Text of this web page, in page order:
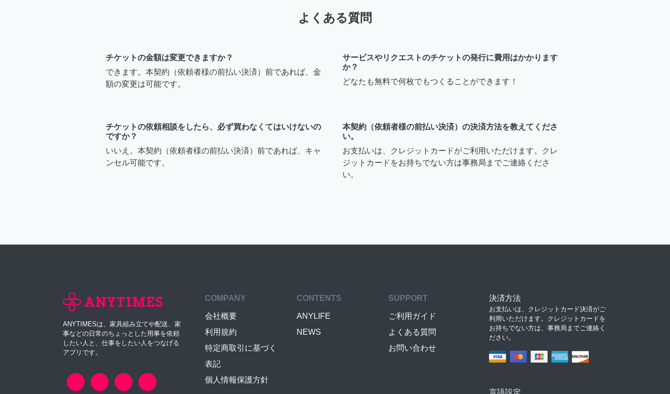
よくある質問
チケットの金額は変更できますか？
できます。本契約（依頼者様の前払い決済）前であれば、金
額の変更は可能です。
サービスやリクエストのチケットの発行に費用はかかります
か？
どなたも無料で何枚でもつくることができます！
チケットの依頼相談をしたら、必ず買わなくてはいけないの
ですか？
いいえ。本契約（依頼者様の前払い決済）前であれば、キャ
ンセル可能です。
本契約（依頼者様の前払い決済）の決済方法を教えてくださ
い。
お支払いは、クレジットカードがご利用いただけます。クレ
ジットカードをお持ちでない方は事務局までご連絡くださ
い。
ANYTIMESは、家具組み立てや配送、家
事などの日常のちょっとした用事を依頼
したい人と、仕事をしたい人をつなげる
アプリです。
COMPANY
会社概要
利用規約
特定商取引に基づく
表記
個人情報保護方針
CONTENTS
ANYLIFE
NEWS
SUPPORT
ご利用ガイド
よくある質問
お問い合わせ
決済方法
お支払いは、クレジットカード決済がご
利用いただけます。クレジットカードを
お持ちでない方は、事務局までご連絡く
ださい。
言語設定